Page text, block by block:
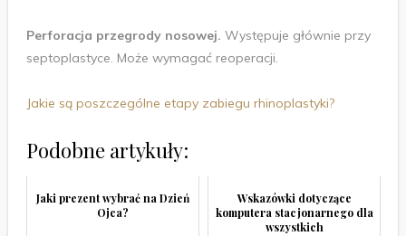
Perforacja przegrody nosowej. Występuje głównie przy
septoplastyce. Może wymagać reoperacji.
Jakie są poszczególne etapy zabiegu rhinoplastyki?
Podobne artykuły:
Jaki prezent wybrać na Dzień
Ojca?
Wskazówki dotyczące
komputera stacjonarnego dla
wszystkich